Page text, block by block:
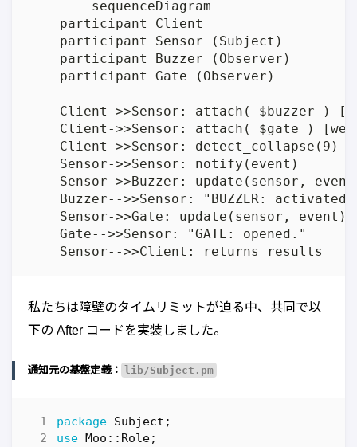
    participant Client
    participant Sensor (Subject)
    participant Buzzer (Observer)
    participant Gate (Observer)
Client->>Sensor: attach( $buzzer )
Client->>Sensor: attach( $gate )
    Client->>Sensor: detect_collapse(9)
    Sensor->>Sensor: notify(event)
Sensor->>Buzzer: update(sensor,
Buzzer-->>Sensor: "BUZZER:
    Sensor->>Gate: update(sensor, event)
    Gate-->>Sensor: "GATE: opened."
私たちは障壁のタイムリミットが迫る中、共同で以
下の After コードを実装しました。
通知元の基盤定義： lib/Subject.pm
package Subject ;
use Moo::Role;